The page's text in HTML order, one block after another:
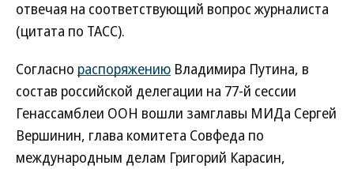
отвечая на соответствующий вопрос журналиста
(цитата по ТАСС).
Согласно распоряжению Владимира Путина, в
состав российской делегации на 77-й сессии
Генассамблеи ООН вошли замглавы МИДа Сергей
Вершинин, глава комитета Совфеда по
международным делам Григорий Карасин,